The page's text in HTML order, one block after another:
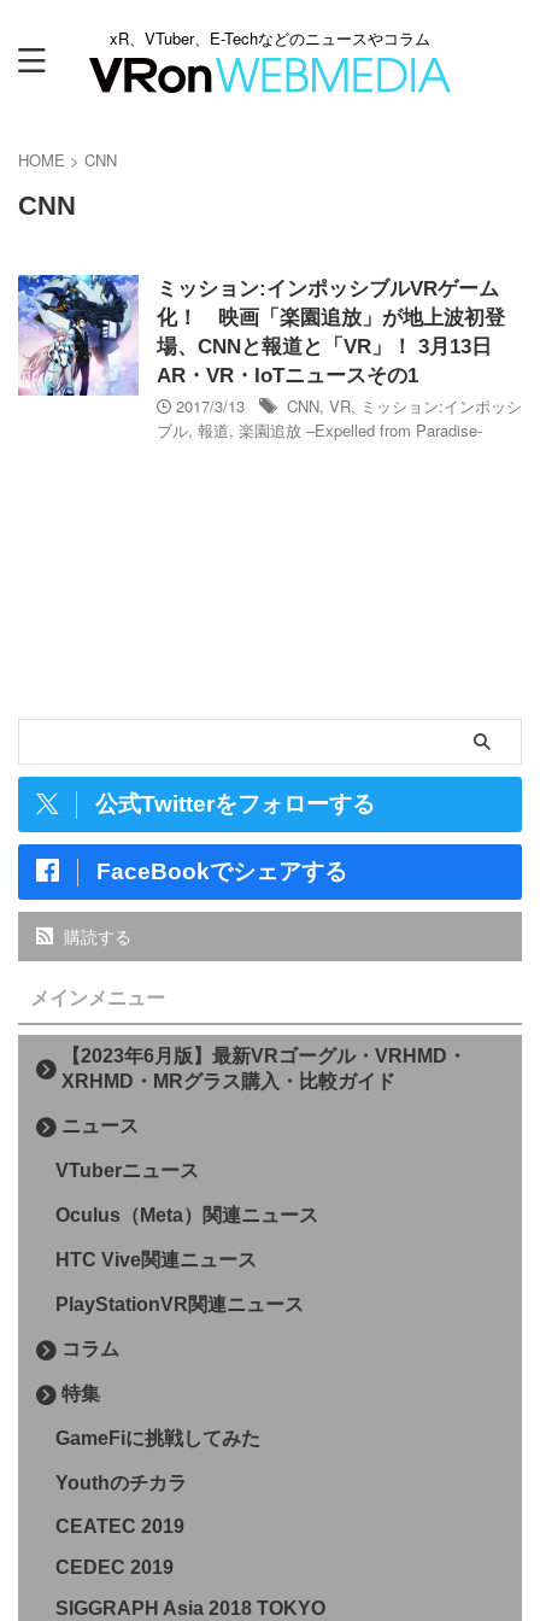
xR、VTuber、E-Techなどのニュースやコラム
HOME > CNN
CNN
ミッション:インポッシブルVRゲーム
化！ 映画「楽園追放」が地上波初登
場、CNNと報道と「VR」！ 3月13日
AR・VR・IoTニュースその1
2017/3/13
CNN, VR, ミッション:インポッシ
ブル, 報道, 楽園追放 –Expelled from Paradise-
公式Twitterをフォローする
FaceBookでシェアする
購読する
メインメニュー
【2023年6月版】最新VRゴーグル・VRHMD・
XRHMD・MRグラス購入・比較ガイド
ニュース
VTuberニュース
Oculus（Meta）関連ニュース
HTC Vive関連ニュース
PlayStationVR関連ニュース
コラム
特集
GameFiに挑戦してみた
Youthのチカラ
CEATEC 2019
CEDEC 2019
SIGGRAPH Asia 2018 TOKYO